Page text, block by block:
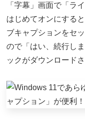
「字幕」画面で「ラ
はじめてオンにする
ブキャプションをセ
ので「はい、続行し
ックがダウンロードさ